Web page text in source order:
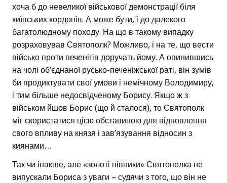
хоча б до невеликої військової демонстрації біля
київських кордонів. А може бути, і до далекого
багатолюдному походу. На що в такому випадку
розраховував Святополк? Можливо, і на те, що вести
військо проти печенігів доручать йому. А опинившись
на чолі об’єднаної русько-печеніжської раті, він зумів
би продиктувати свої умови і немічному Володимиру,
і тим більше недосвідченому Борису. Якщо ж з
військом йшов Борис (що й сталося), то Святополк
міг скористатися цією обставиною для відновлення
свого впливу на князя і зав’язування відносин з
киянами…
Так чи інакше, але «золоті півники» Святополка не
випускали Бориса з уваги – судячи з того, що він не